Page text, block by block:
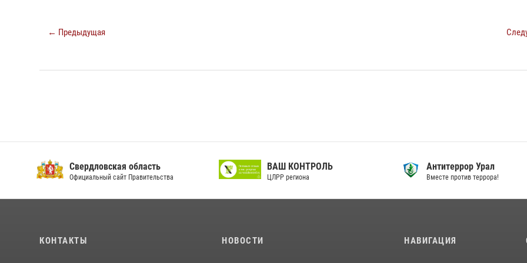
← Предыдущая
Свердловская область
Официальный сайт Правительства
ВАШ КОНТРОЛЬ
ЦЛРР региона
Антитеррор Урал
Вместе против террора!
КОНТАКТЫ НОВОСТИ НАВИГАЦИЯ